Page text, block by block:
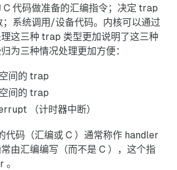
C 代码做准备的汇编指令；决定 trap
；系统调用/设备代码。内核可以通过
这三种 trap 类型更加说明了这三种
为三种情况处理更加方便：
间的 trap
间的 trap
（计时器中断）
代码（汇编或 C ）通常称作 handler
由汇编编写（而不是 C ），这个指